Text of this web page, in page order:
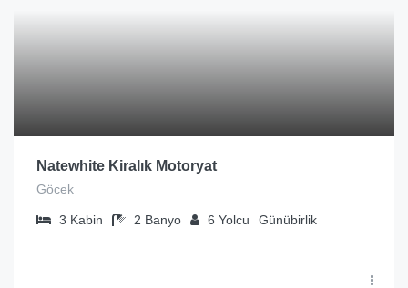
Natewhite Kiralık Motoryat
Göcek
3 Kabin 2 Banyo 6 Yolcu Günübirlik